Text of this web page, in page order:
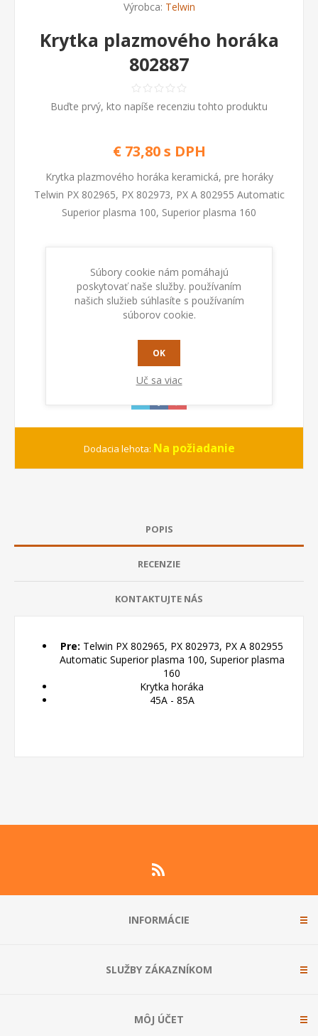
Výrobca: Telwin
Krytka plazmového horáka
802887
Buďte prvý, kto napíše recenziu tohto produktu
€ 73,80 s DPH
Krytka plazmového horáka keramická, pre horáky
Telwin PX 802965, PX 802973, PX A 802955 Automatic
Superior plasma 100, Superior plasma 160
PRIDAŤ DO KOŠÍKA
Dodacia lehota: Na požiadanie
POPIS
RECENZIE
KONTAKTUJTE NÁS
Pre: Telwin PX 802965, PX 802973, PX A 802955
Automatic Superior plasma 100, Superior plasma
160
Krytka horáka
45A - 85A
INFORMÁCIE
SLUŽBY ZÁKAZNÍKOM
MÔJ ÚČET
Súbory cookie nám pomáhajú
poskytovať naše služby. používaním
našich služieb súhlasíte s používaním
súborov cookie.
OK
Uč sa viac